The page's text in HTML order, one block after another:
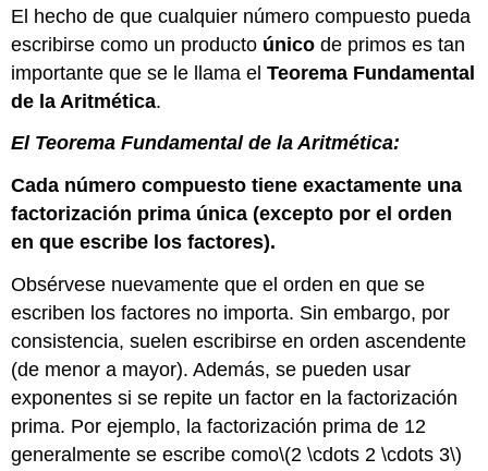
El hecho de que cualquier número compuesto pueda
escribirse como un producto único de primos es tan
importante que se le llama elTeorema Fundamental
de la Aritmética.
El Teorema Fundamental de la Aritmética:
Cada número compuesto tiene exactamente una
factorización prima única (excepto por el orden
en que escribe los factores).
Obsérvese nuevamente que el orden en que se
escriben los factores no importa. Sin embargo, por
consistencia, suelen escribirse en orden ascendente
(de menor a mayor). Además, se pueden usar
exponentes si se repite un factor en la factorización
prima. Por ejemplo, la factorización prima de 12
generalmente se escribe como\(2 \cdots 2 \cdots 3\)